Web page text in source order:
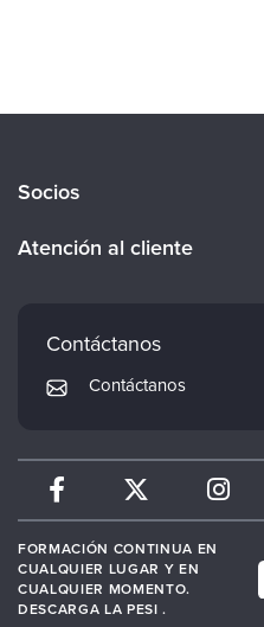
Acerca de nosotros
Empleos
Socios
Evergreen Certifications
Therapist.com
Atención al cliente
Preguntas frecuentes
Mi cuenta
Contáctanos
Contáctanos
FORMACIÓN CONTINUA EN
CUALQUIER LUGAR Y EN
CUALQUIER MOMENTO.
DESCARGA LA PESI .